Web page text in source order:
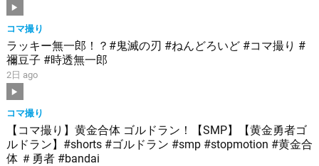
コマ撮り
ラッキー無一郎！？#鬼滅の刃 #ねんどろいど #コマ撮り #
禰豆子 #時透無一郎
2日 ago
コマ撮り
【コマ撮り】黄金合体 ゴルドラン！【SMP】【黄金勇者ゴ
ルドラン】#shorts #ゴルドラン #smp #stopmotion #黄金合
体 ＃勇者 #bandai